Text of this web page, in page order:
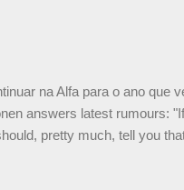
explicou, dizendo
na Alfa para o ano que
answers latest rumours:
pretty much, tell you
F1. What is it like to have